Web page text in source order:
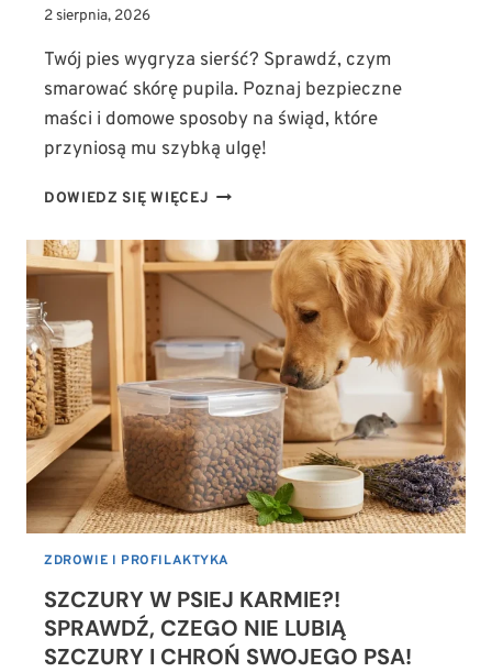
2 sierpnia, 2026
Twój pies wygryza sierść? Sprawdź, czym
smarować skórę pupila. Poznaj bezpieczne
maści i domowe sposoby na świąd, które
przyniosą mu szybką ulgę!
DOWIEDZ SIĘ WIĘCEJ PIES
SIERŚĆ
CZYM
SMAROWAĆ?
BEZPIECZNE
MAŚCI
I
DOMOWE
SPOSOBY
NA
ŚWIĄD
ZDROWIE I PROFILAKTYKA
SZCZURY W PSIEJ KARMIE?!
SPRAWDŹ, CZEGO NIE LUBIĄ
SZCZURY I CHROŃ SWOJEGO PSA!